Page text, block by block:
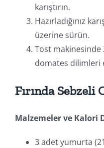
karıştırın.
Hazırladığınız
üzerine sürün.
Tost makinesinde
domates dilimleri
Fırında Sebzeli
Malzemeler ve Kalori
3 adet yumurta